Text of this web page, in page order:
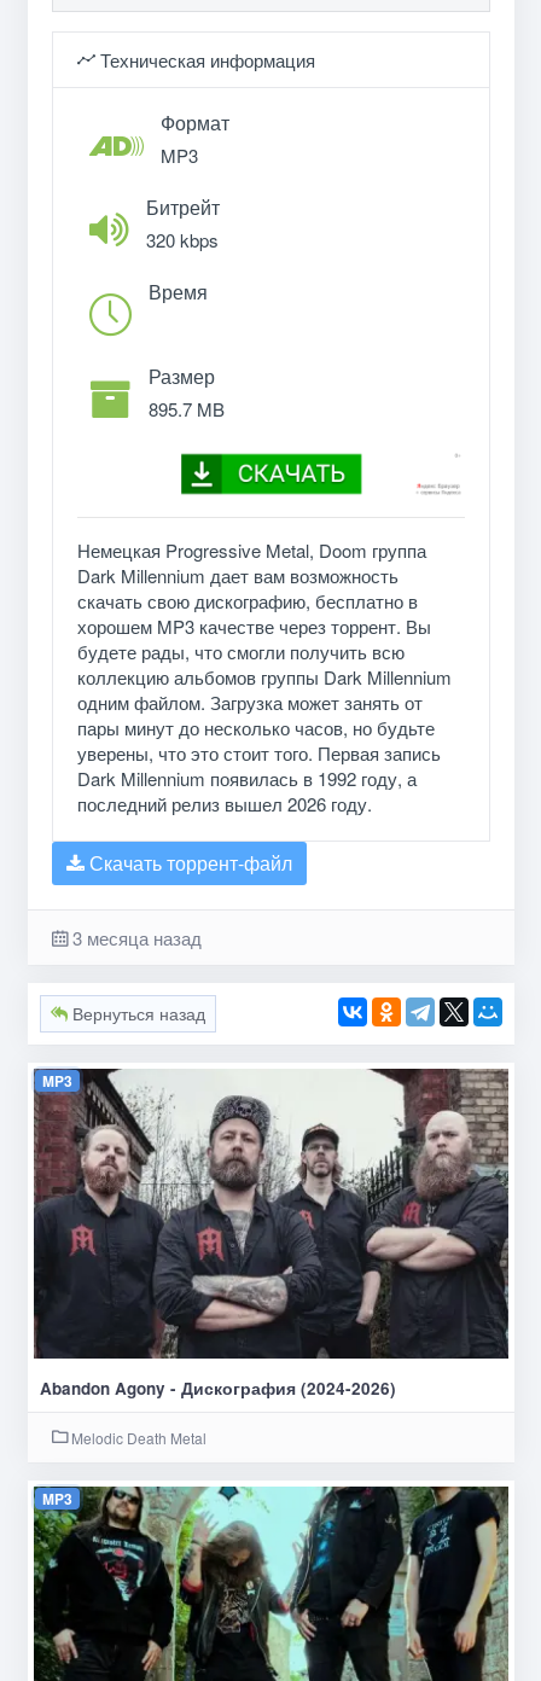
Техническая информация
Формат
MP3
Битрейт
320 kbps
Время
Размер
895.7 MB
Немецкая Progressive Metal, Doom группа
Dark Millennium дает вам возможность
скачать свою дискографию, бесплатно в
хорошем MP3 качестве через торрент. Вы
будете рады, что смогли получить всю
коллекцию альбомов группы Dark Millennium
одним файлом. Загрузка может занять от
пары минут до несколько часов, но будьте
уверены, что это стоит того. Первая запись
Dark Millennium появилась в 1992 году, а
последний релиз вышел 2026 году.
Скачать торрент-файл
3 месяца назад
Вернуться назад
MP3
Abandon Agony - Дискография (2024-2026)
Melodic Death Metal
MP3